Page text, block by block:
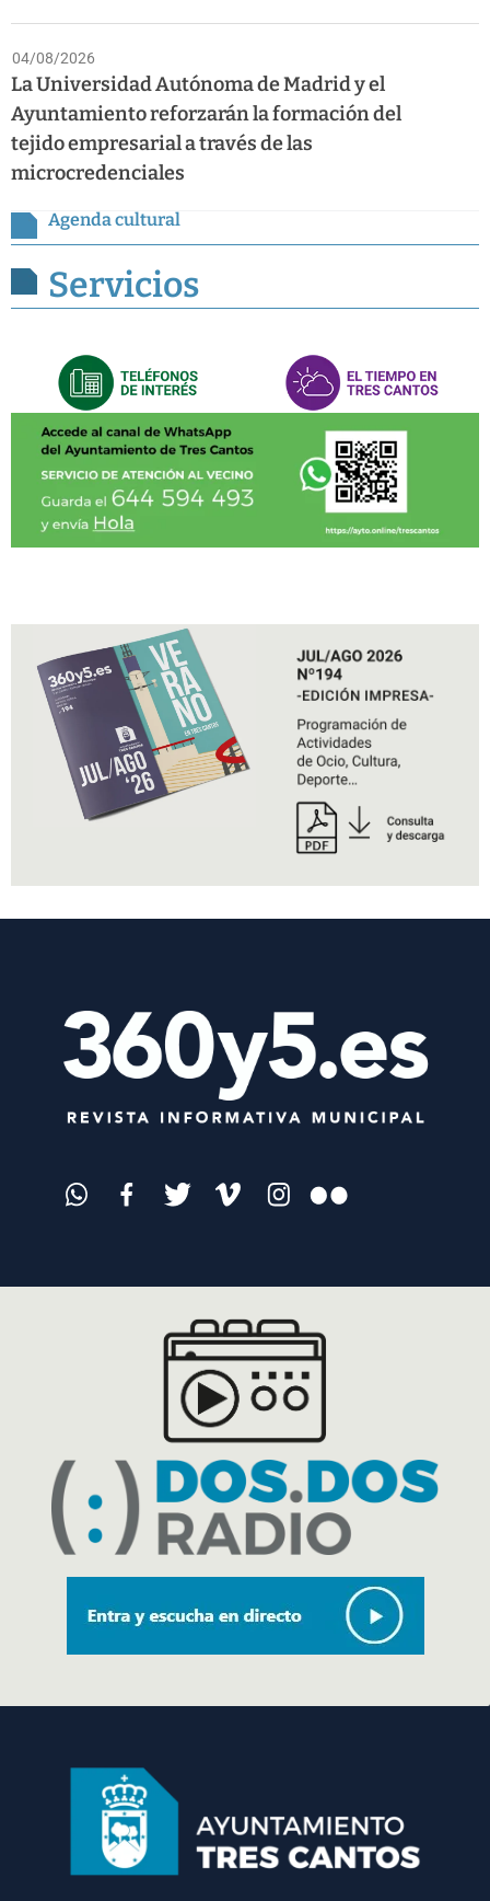
04/08/2026
La Universidad Autónoma de Madrid y el
Ayuntamiento reforzarán la formación del
tejido empresarial a través de las
microcredenciales
Agenda cultural
Servicios